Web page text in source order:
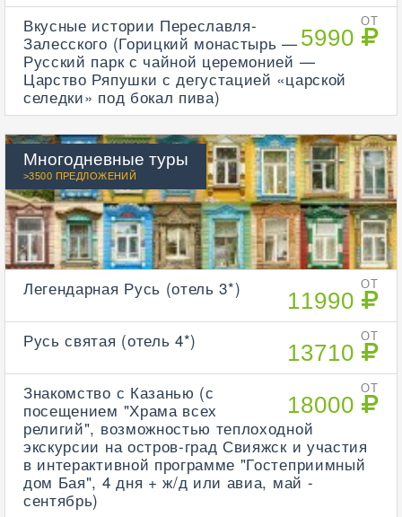
ОТ
5990
Вкусные истории Переславля-
Залесского (Горицкий монастырь —
Русский парк с чайной церемонией —
Царство Ряпушки с дегустацией «царской
селедки» под бокал пива)
Многодневные туры
>3500 ПРЕДЛОЖЕНИЙ
ОТ
11990
Легендарная Русь (отель 3*)
ОТ
13710
Русь святая (отель 4*)
ОТ
18000
Знакомство с Казанью (с
посещением "Храма всех
религий", возможностью теплоходной
экскурсии на остров-град Свияжск и участия
в интерактивной программе "Гостеприимный
дом Бая", 4 дня + ж/д или авиа, май -
сентябрь)